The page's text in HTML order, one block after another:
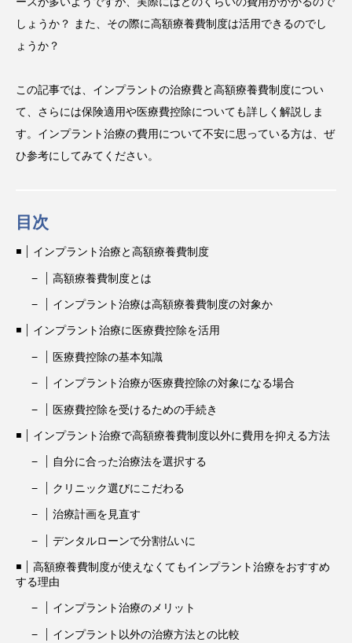
しょうか？ また、その際に高額療養費制度は活用できるのでし
ょうか？
この記事では、インプラントの治療費と高額療養費制度につい
て、さらには保険適用や医療費控除についても詳しく解説しま
す。インプラント治療の費用について不安に思っている方は、ぜ
ひ参考にしてみてください。
目次
インプラント治療と高額療養費制度
高額療養費制度とは
インプラント治療は高額療養費制度の対象か
インプラント治療に医療費控除を活用
医療費控除の基本知識
インプラント治療が医療費控除の対象になる場合
医療費控除を受けるための手続き
インプラント治療で高額療養費制度以外に費用を抑える方法
自分に合った治療法を選択する
クリニック選びにこだわる
治療計画を見直す
デンタルローンで分割払いに
高額療養費制度が使えなくてもインプラント治療をおすすめ
する理由
インプラント治療のメリット
インプラント以外の治療方法との比較